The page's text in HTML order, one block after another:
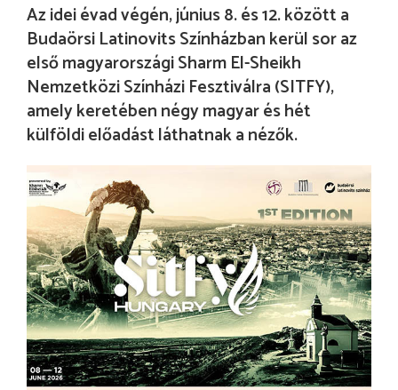
Az idei évad végén, június 8. és 12. között a
Budaörsi Latinovits Színházban kerül sor az
első magyarországi Sharm El-Sheikh
Nemzetközi Színházi Fesztiválra (SITFY),
amely keretében négy magyar és hét
külföldi előadást láthatnak a nézők.